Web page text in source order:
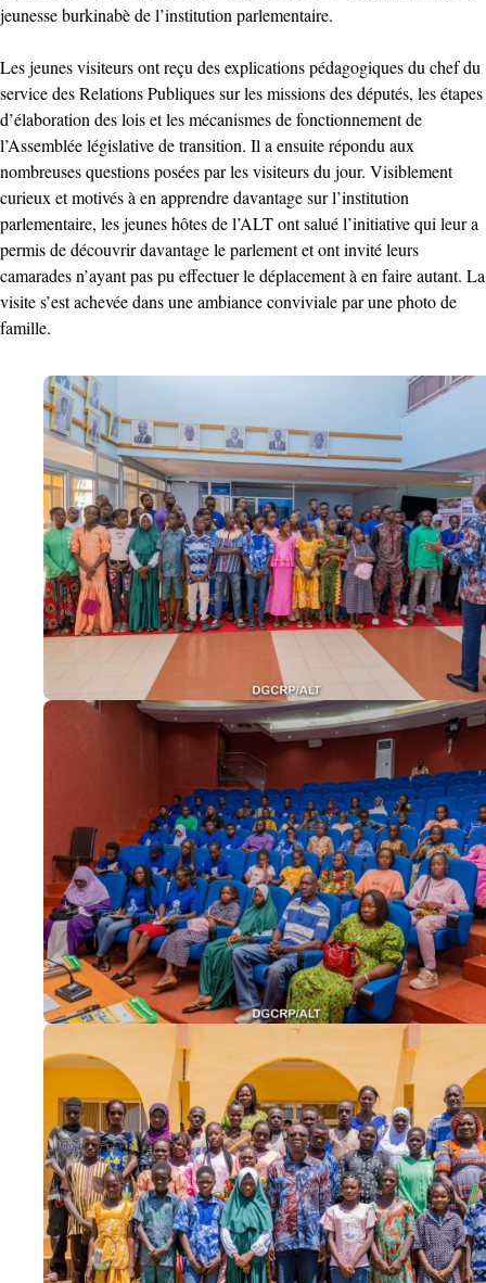
jeunesse burkinabè de l’institution parlementaire.
Les jeunes visiteurs ont reçu des explications pédagogiques du chef du
service des Relations Publiques sur les missions des députés, les étapes
d’élaboration des lois et les mécanismes de fonctionnement de
l’Assemblée législative de transition. Il a ensuite répondu aux
nombreuses questions posées par les visiteurs du jour. Visiblement
curieux et motivés à en apprendre davantage sur l’institution
parlementaire, les jeunes hôtes de l’ALT ont salué l’initiative qui leur a
permis de découvrir davantage le parlement et ont invité leurs
camarades n’ayant pas pu effectuer le déplacement à en faire autant. La
visite s’est achevée dans une ambiance conviviale par une photo de
famille.